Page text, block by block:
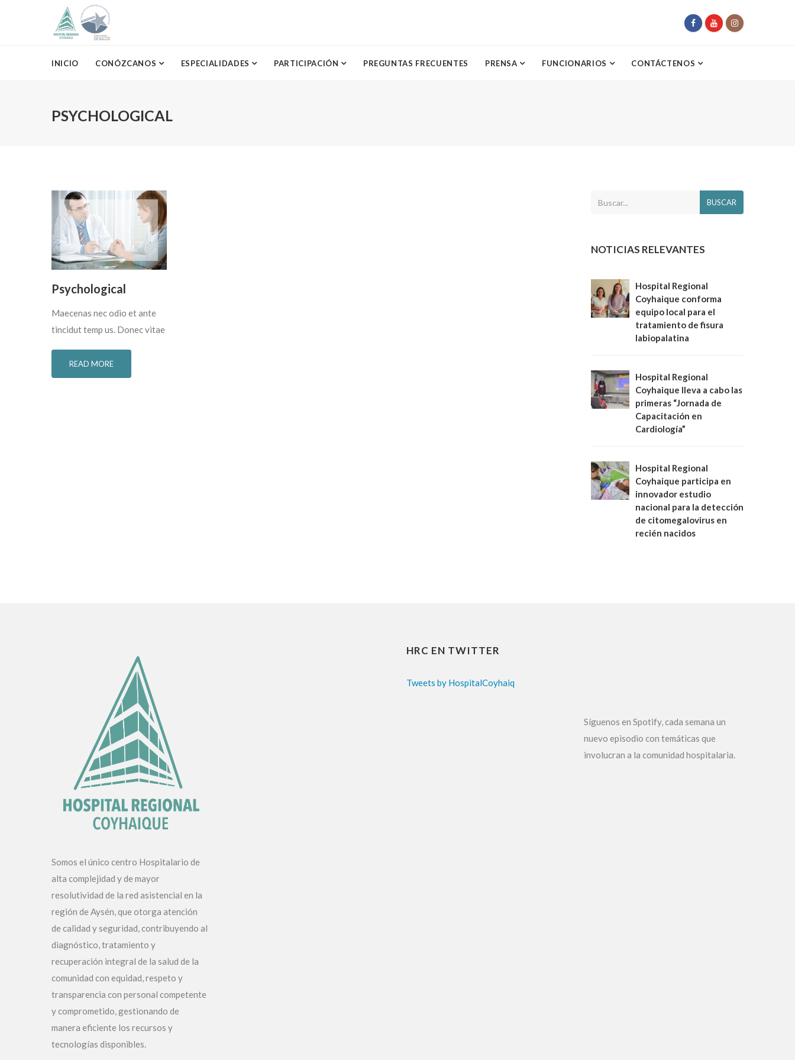
INICIO CONÓZCANOS ESPECIALIDADES PARTICIPACIÓN PREGUNTAS FRECUENTES PRENSA FUNCIONARIOS CONTÁCTENOS
PSYCHOLOGICAL
Psychological
Maecenas nec odio et ante
tincidut temp us. Donec vitae
READ MORE
BUSCAR
NOTICIAS RELEVANTES
Hospital Regional
Coyhaique conforma
equipo local para el
tratamiento de fisura
labiopalatina
Hospital Regional
Coyhaique lleva a cabo las
primeras “Jornada de
Capacitación en
Cardiología”
Hospital Regional
Coyhaique participa en
innovador estudio
nacional para la detección
de citomegalovirus en
recién nacidos
Somos el único centro Hospitalario de
alta complejidad y de mayor
resolutividad de la red asistencial en la
región de Aysén, que otorga atención
de calidad y seguridad, contribuyendo al
diagnóstico, tratamiento y
recuperación integral de la salud de la
comunidad con equidad, respeto y
transparencia con personal competente
y comprometido, gestionando de
manera eficiente los recursos y
tecnologías disponibles.
HRC EN TWITTER
Tweets by HospitalCoyhaiq
Síguenos en Spotify, cada semana un
nuevo episodio con temáticas que
involucran a la comunidad hospitalaria.